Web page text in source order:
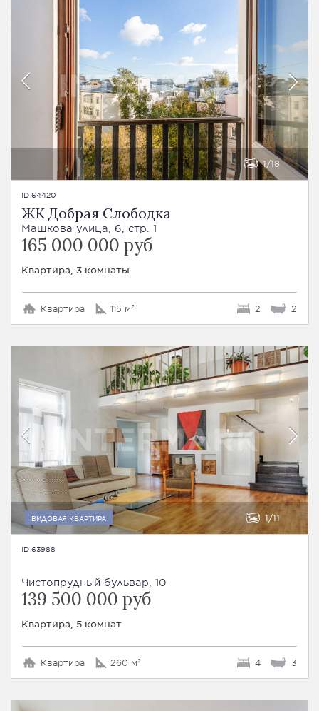
1 18
ID 64420
ЖК Добрая Слободка
Машкова улица, 6, стр. 1
165 000 000 руб
Квартира, 3 комнаты
Квартира 115 м² 2 2
ВИДОВАЯ КВАРТИРА 1 11
ID 63988
Чистопрудный бульвар, 10
139 500 000 руб
Квартира, 5 комнат
Квартира 260 м² 4 3